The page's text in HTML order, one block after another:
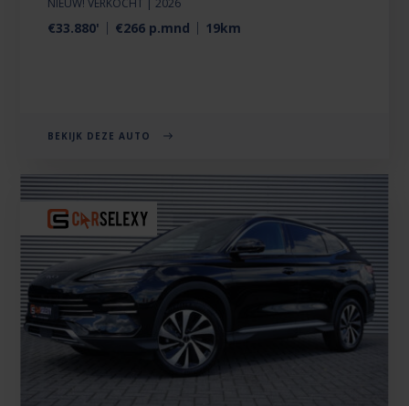
NIEUW! VERKOCHT | 2026
€33.880' €266 p.mnd 19km
BEKIJK DEZE AUTO